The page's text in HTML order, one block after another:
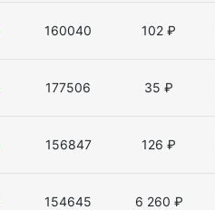
160040 102 ₽
177506 35 ₽
156847 126 ₽
154645 6 260 ₽